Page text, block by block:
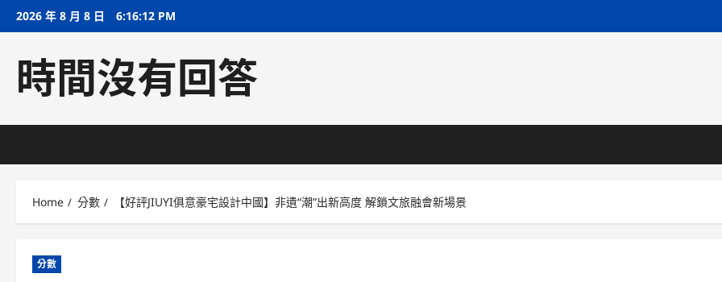
Skip2026 年 8 月 8 日 6:16:12 PM
時間沒有回答
Home 分數 【好評JIUYI俱意豪宅設計中國】非遺“潮”出新高度 解鎖文旅融會新場景
分數